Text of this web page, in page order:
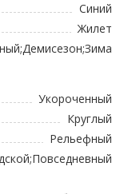
Синий
Жилет
Укороченный
Круглый
Рельефный